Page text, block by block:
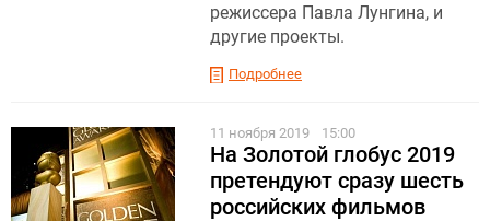
режиссера Павла Лунгина, и
другие проекты.
Подробнее
11 ноября 2019 15:00
На Золотой глобус 2019
претендуют сразу шесть
российских фильмов